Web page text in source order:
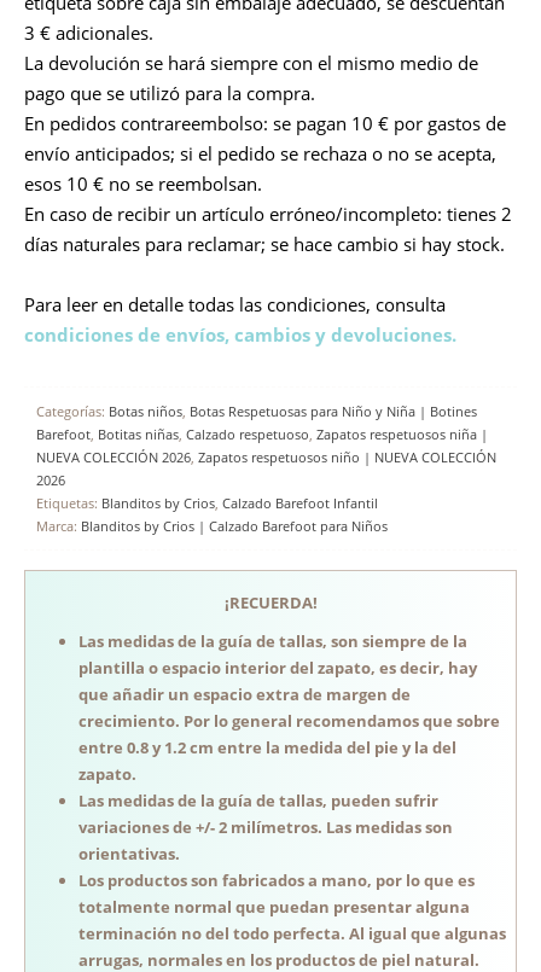
3 € adicionales.
La devolución se hará siempre con el mismo medio de
pago que se utilizó para la compra.
En pedidos contrareembolso: se pagan 10 € por gastos de
envío anticipados; si el pedido se rechaza o no se acepta,
esos 10 € no se reembolsan.
En caso de recibir un artículo erróneo/incompleto: tienes 2
días naturales para reclamar; se hace cambio si hay stock.
Para leer en detalle todas las condiciones, consulta
condiciones de envíos, cambios y devoluciones.
Categorías: Botas niños Botas Respetuosas para Niño y Niña | Botines
Barefoot Botitas niñas Calzado respetuoso Zapatos respetuosos niña |
NUEVA COLECCIÓN 2026 Zapatos respetuosos niño | NUEVA COLECCIÓN
2026
Etiquetas: Blanditos by Crios Calzado Barefoot Infantil
Marca: Blanditos by Crios | Calzado Barefoot para Niños
¡RECUERDA!
Las medidas de la guía de tallas, son siempre de la
plantilla o espacio interior del zapato, es decir, hay
que añadir un espacio extra de margen de
crecimiento. Por lo general recomendamos que sobre
entre 0.8 y 1.2 cm entre la medida del pie y la del
zapato.
Las medidas de la guía de tallas, pueden sufrir
variaciones de +/- 2 milímetros. Las medidas son
orientativas.
Los productos son fabricados a mano, por lo que es
totalmente normal que puedan presentar alguna
terminación no del todo perfecta. Al igual que algunas
arrugas, normales en los productos de piel natural.